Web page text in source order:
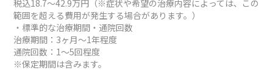
税込18.7～42.9万円（※症状や希望の治療内容によっては、この
範囲を超える費用が発生する場合があります。）
・標準的な治療期間・通院回数
治療期間：3ヶ月～1年程度
通院回数：1～5回程度
※保定期間は含みます。